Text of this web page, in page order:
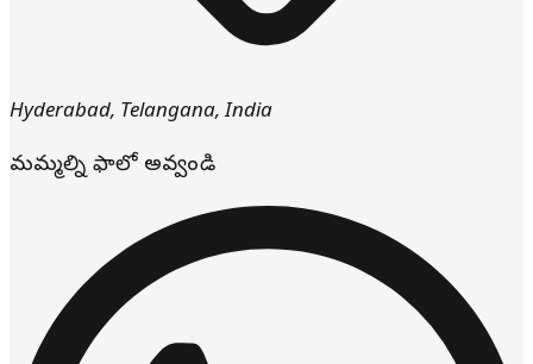
Hyderabad, Telangana,India
మమ్మల్ని ఫాలో అవ్వండి